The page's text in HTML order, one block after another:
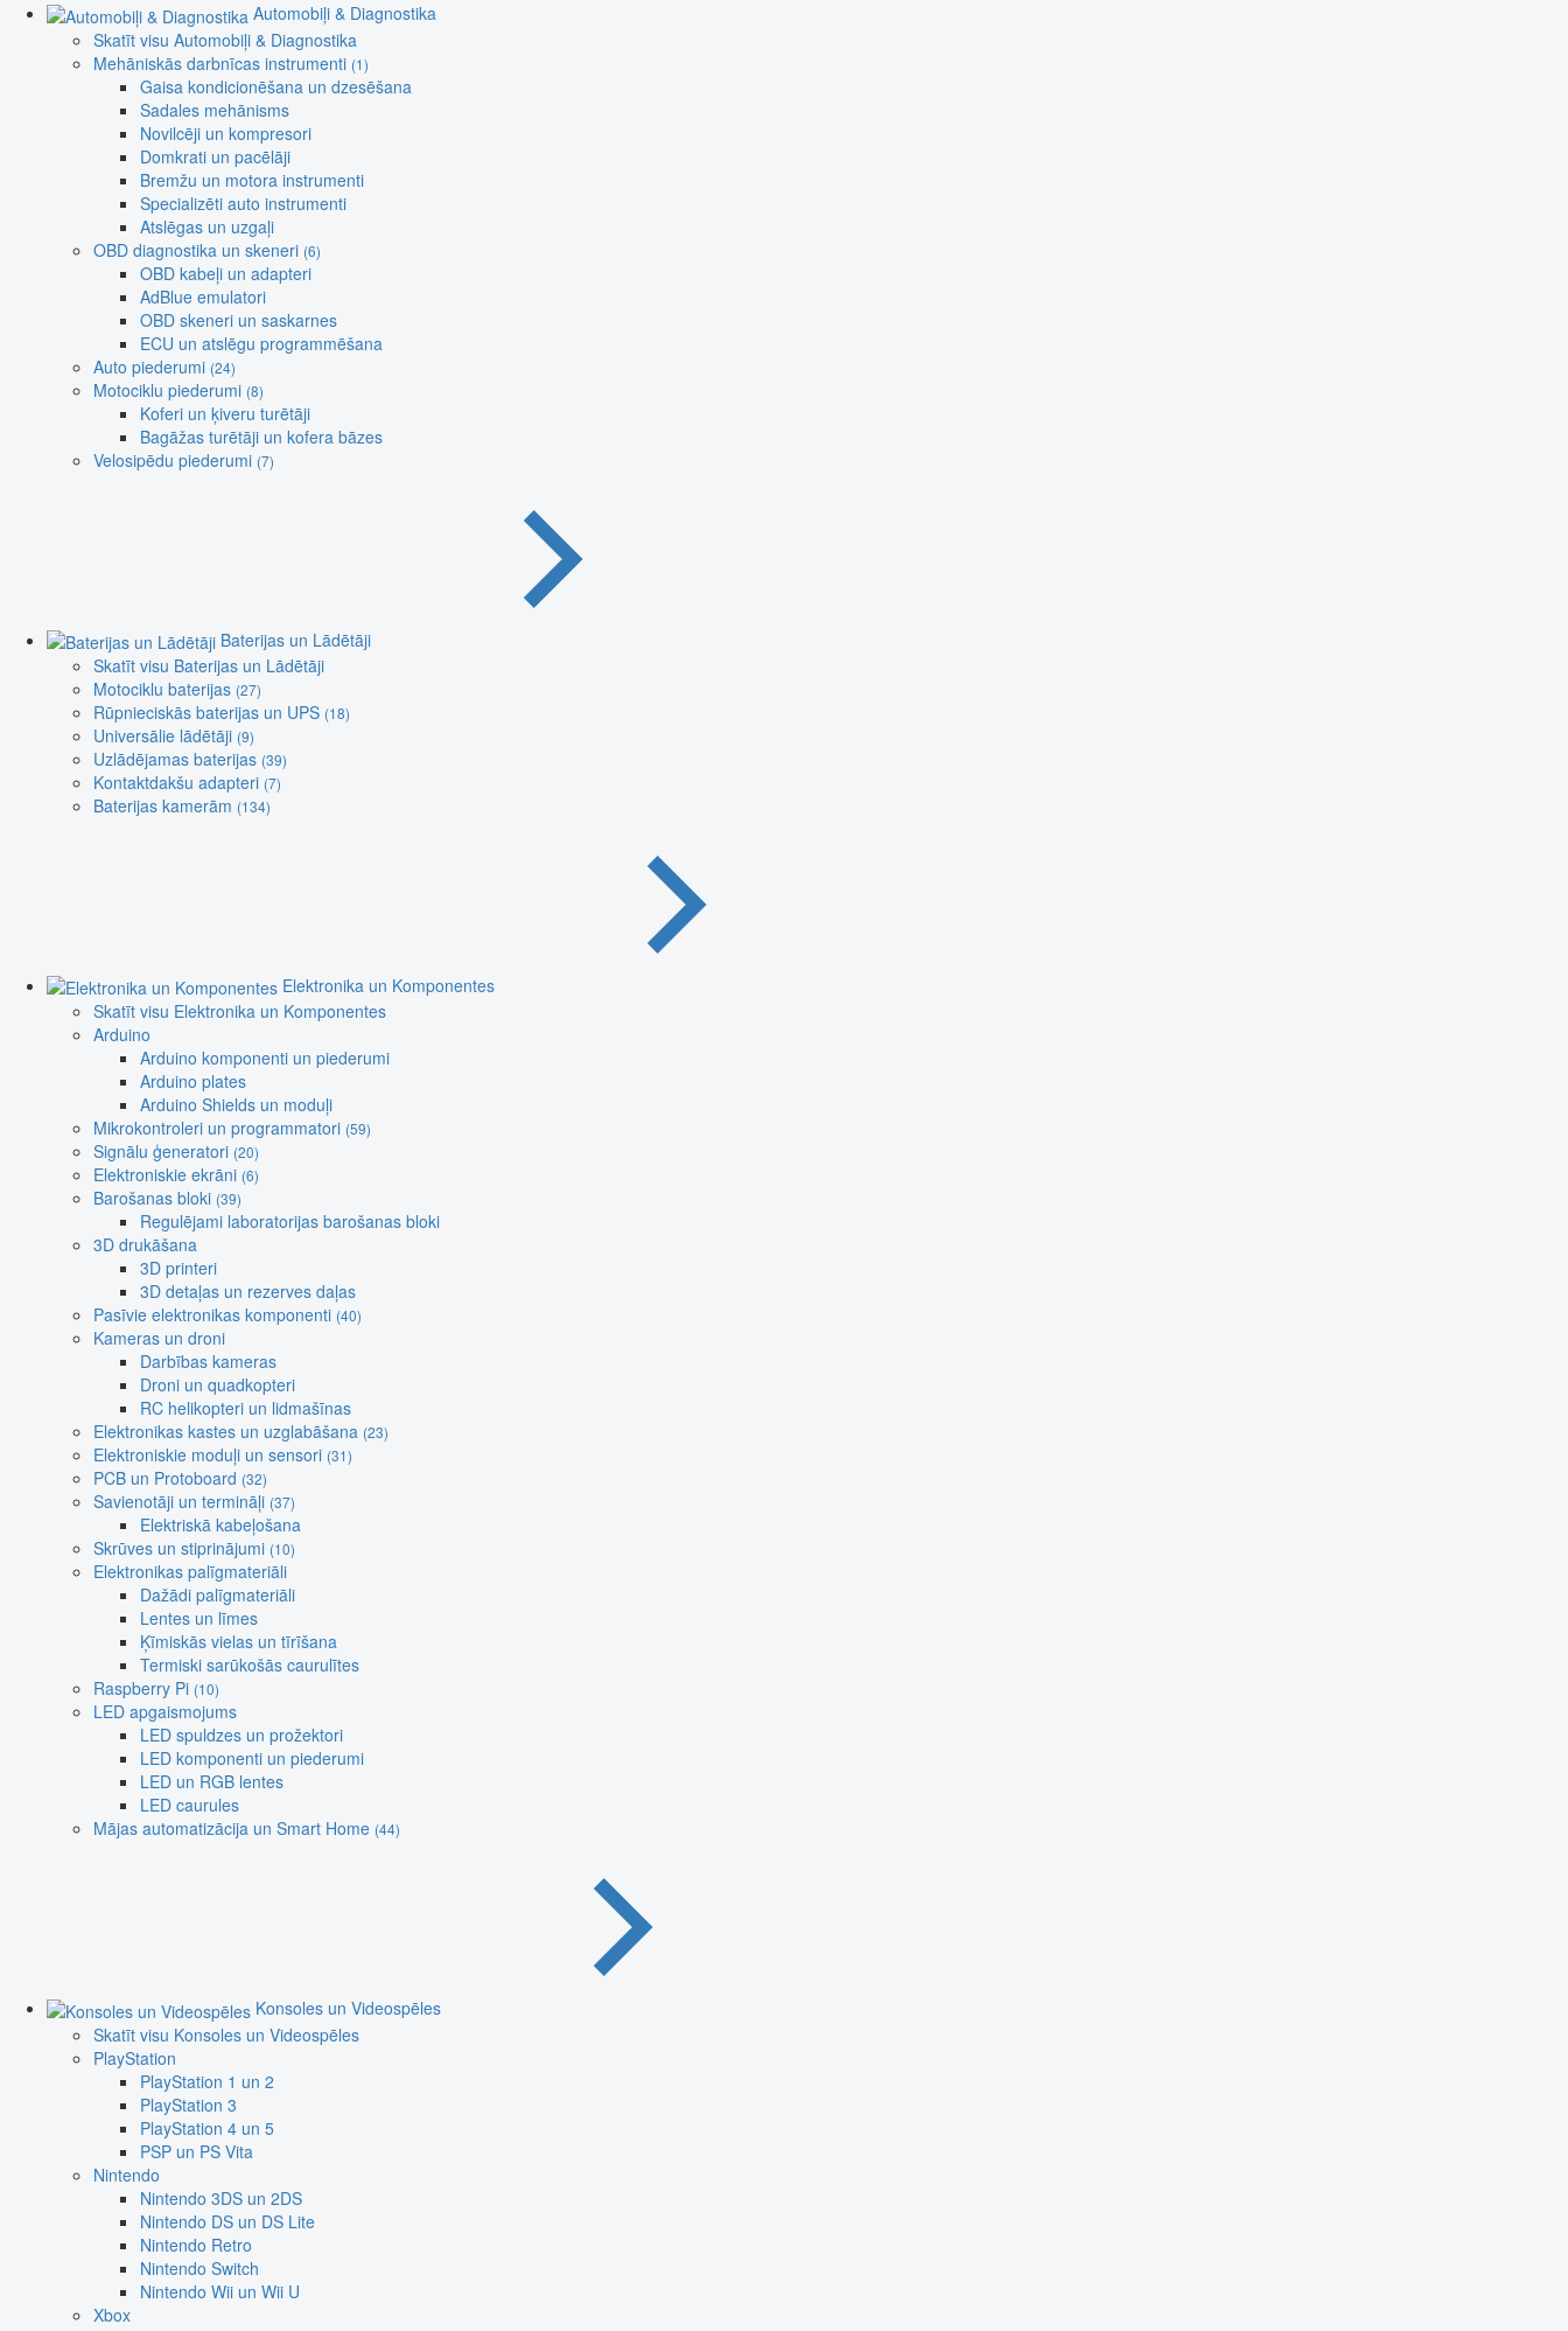
Automobiļi & Diagnostika
Skatīt visu Automobiļi & Diagnostika
Mehāniskās darbnīcas instrumenti (1)
Gaisa kondicionēšana un dzesēšana
Sadales mehānisms
Novilcēji un kompresori
Domkrati un pacēlāji
Bremžu un motora instrumenti
Specializēti auto instrumenti
Atslēgas un uzgaļi
OBD diagnostika un skeneri (6)
OBD kabeļi un adapteri
AdBlue emulatori
OBD skeneri un saskarnes
ECU un atslēgu programmēšana
Auto piederumi (24)
Motociklu piederumi (8)
Koferi un ķiveru turētāji
Bagāžas turētāji un kofera bāzes
Velosipēdu piederumi (7)
Baterijas un Lādētāji
Skatīt visu Baterijas un Lādētāji
Motociklu baterijas (27)
Rūpnieciskās baterijas un UPS (18)
Universālie lādētāji (9)
Uzlādējamas baterijas (39)
Kontaktdakšu adapteri (7)
Baterijas kamerām (134)
Elektronika un Komponentes
Skatīt visu Elektronika un Komponentes
Arduino
Arduino komponenti un piederumi
Arduino plates
Arduino Shields un moduļi
Mikrokontroleri un programmatori (59)
Signālu ģeneratori (20)
Elektroniskie ekrāni (6)
Barošanas bloki (39)
Regulējami laboratorijas barošanas bloki
3D drukāšana
3D printeri
3D detaļas un rezerves daļas
Pasīvie elektronikas komponenti (40)
Kameras un droni
Darbības kameras
Droni un quadkopteri
RC helikopteri un lidmašīnas
Elektronikas kastes un uzglabāšana (23)
Elektroniskie moduļi un sensori (31)
PCB un Protoboard (32)
Savienotāji un termināļi (37)
Elektriskā kabeļošana
Skrūves un stiprinājumi (10)
Elektronikas palīgmateriāli
Dažādi palīgmateriāli
Lentes un līmes
Ķīmiskās vielas un tīrīšana
Termiski sarūkošās caurulītes
Raspberry Pi (10)
LED apgaismojums
LED spuldzes un prožektori
LED komponenti un piederumi
LED un RGB lentes
LED caurules
Mājas automatizācija un Smart Home (44)
Konsoles un Videospēles
Skatīt visu Konsoles un Videospēles
PlayStation
PlayStation 1 un 2
PlayStation 3
PlayStation 4 un 5
PSP un PS Vita
Nintendo
Nintendo 3DS un 2DS
Nintendo DS un DS Lite
Nintendo Retro
Nintendo Switch
Nintendo Wii un Wii U
Xbox